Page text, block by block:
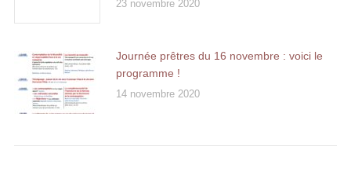
23 novembre 2020
Journée prêtres du 16 novembre : voici le
programme !
14 novembre 2020